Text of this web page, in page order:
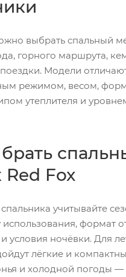
выбрать спальный
горного маршрута,
Модели
режимом, весом,
утеплителя и
Fox
учитывайте
использования, формат
условия ночёвки. Для
лёгкие и
и холодной погоды —